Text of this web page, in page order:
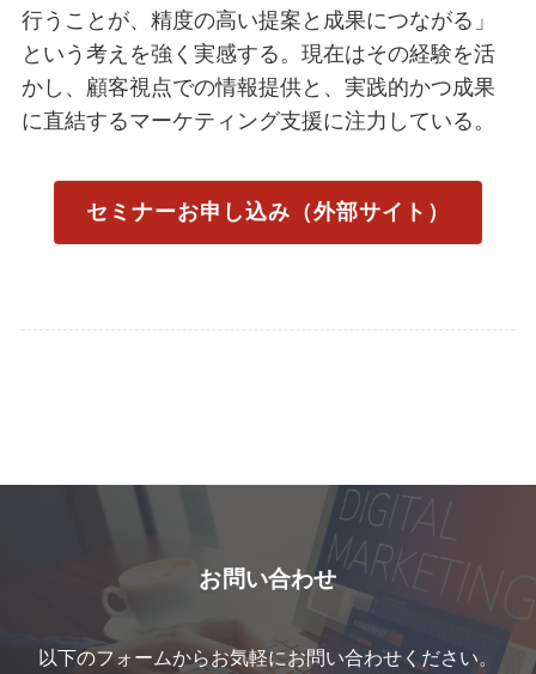
行うことが、精度の高い提案と成果につながる」
という考えを強く実感する。現在はその経験を活
かし、顧客視点での情報提供と、実践的かつ成果
に直結するマーケティング支援に注力している。
セミナーお申し込み（外部サイト）
お問い合わせ
以下のフォームからお気軽にお問い合わせください。